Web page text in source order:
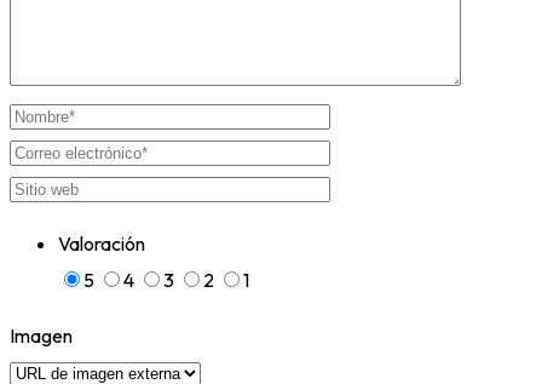
Valoración
5
4 3 2 1
Imagen